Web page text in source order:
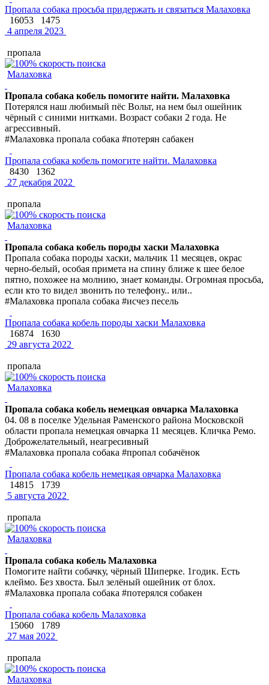
Пропала собака просьба придержать и связаться Малаховка
16053
1475
4 апреля 2023
пропала
Малаховка
Пропала собака кобель помогите найти. Малаховка
Потерялся наш любимый пёс Вольт, на нем был ошейник
чёрный с синими нитками. Возраст собаки 2 года. Не
агрессивный.
#Малаховка пропала собака #потерян сабакен
Пропала собака кобель помогите найти. Малаховка
8430
1362
27 декабря 2022
пропала
Малаховка
Пропала собака кобель породы хаски Малаховка
Пропала собака породы хаски, мальчик 11 месяцев, окрас
черно-белый, особая примета на спину ближе к шее белое
пятно, похожее на молнию, знает команды. Огромная просьба,
если кто то видел звонить по телефону.. или..
#Малаховка пропала собака #исчез песель
Пропала собака кобель породы хаски Малаховка
16874
1630
29 августа 2022
пропала
Малаховка
Пропала собака кобель немецкая овчарка Малаховка
04. 08 в поселке Удельная Раменского района Московской
области пропала немецкая овчарка 11 месяцев. Кличка Ремо.
Доброжелательный, неагресивный
#Малаховка пропала собака #пропал собачёнок
Пропала собака кобель немецкая овчарка Малаховка
14815
1739
5 августа 2022
пропала
Малаховка
Пропала собака кобель Малаховка
Помогите найти собачку, чёрный Шиперке. 1годик. Есть
клеймо. Без хвоста. Был зелёный ошейник от блох.
#Малаховка пропала собака #потерялся собакен
Пропала собака кобель Малаховка
15060
1789
27 мая 2022
пропала
Малаховка